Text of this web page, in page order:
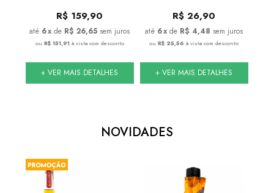
R$ 159,90
6x de R$ 26,65 sem juros
ou R$ 151,91 à vista com desconto
+ VER MAIS DETALHES
R$ 26,90
6x de R$ 4,48 sem juros
ouR$ 25,56 à vista com desconto
+ VER MAIS DETALHES
NOVIDADES